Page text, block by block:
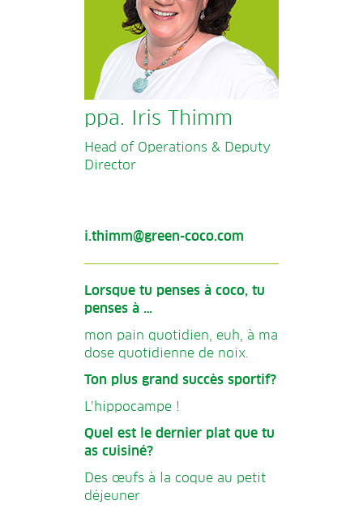
ppa. Iris Thimm
Head of Operations & Deputy
Director
i.thimm@green-coco.com
Lorsque tu penses à coco, tu
penses à …
mon pain quotidien, euh, à ma
dose quotidienne de noix.
Ton plus grand succès sportif?
L’hippocampe !
Quel est le dernier plat que tu
as cuisiné?
Des œufs à la coque au petit
déjeuner